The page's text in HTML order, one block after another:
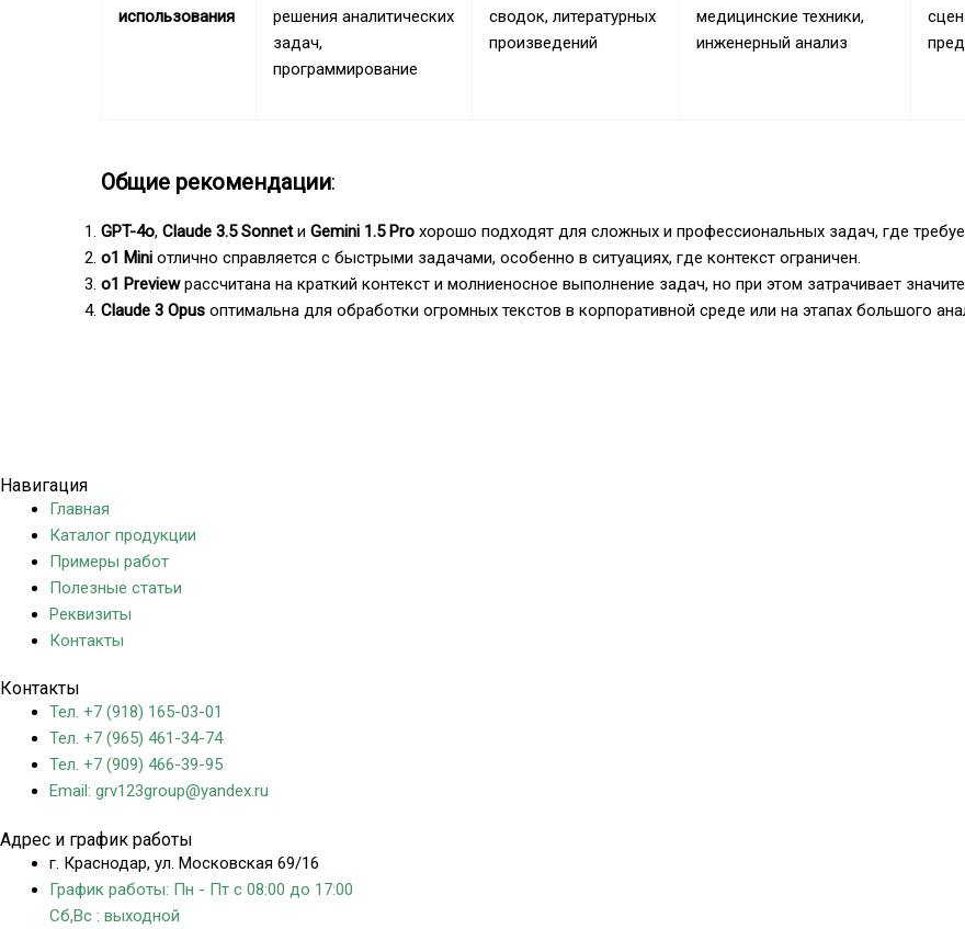
использования
решения аналитических
задач,
программирование
сводок, литературных
произведений
медицинские техники,
инженерный анализ
Общие рекомендации:
GPT-4o, Claude 3.5 Sonnetи Gemini 1.5 Pro хорошо подходят для сложных и профессиональных задач, где
o1 Mini отлично справляется с быстрыми задачами, особенно в ситуациях, где контекст ограничен.
o1 Previewрассчитана на краткий контекст и молниеносное выполнение задач, но при этом затрачивает
Claude 3 Opus оптимальна для обработки огромных текстов в корпоративной среде или на этапах большого
Навигация
Главная
Каталог продукции
Примеры работ
Полезные статьи
Реквизиты
Контакты
Контакты
Тел. +7 (918) 165-03-01
Тел. +7 (965) 461-34-74
Тел. +7 (909) 466-39-95
Email: grv123group@yandex.ru
Адрес и график работы
г. Краснодар, ул. Московская 69/16
График работы: Пн - Пт с 08:00 до 17:00
Сб,Вс : выходной